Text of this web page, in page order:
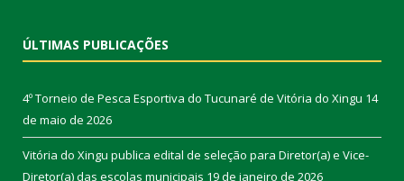
ÚLTIMAS PUBLICAÇÕES
4º Torneio de Pesca Esportiva do Tucunaré de Vitória do Xingu 14
de maio de 2026
Vitória do Xingu publica edital de seleção para Diretor(a) e Vice-
Diretor(a) das escolas municipais 19 de janeiro de 2026